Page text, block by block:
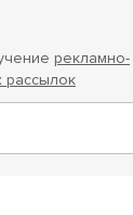
рекламно-
рассылок